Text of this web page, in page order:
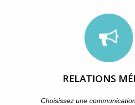
RELATIONS
Choisissez une